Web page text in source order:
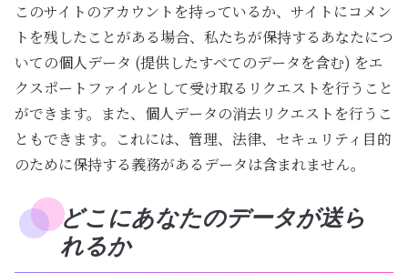
このサイトのアカウントを持っているか、サイトにコメン
トを残したことがある場合、私たちが保持するあなたにつ
いての個人データ (提供したすべてのデータを含む) をエ
クスポートファイルとして受け取るリクエストを行うこと
ができます。また、個人データの消去リクエストを行うこ
ともできます。これには、管理、法律、セキュリティ目的
のために保持する義務があるデータは含まれません。
どこにあなたのデータが送ら
れるか